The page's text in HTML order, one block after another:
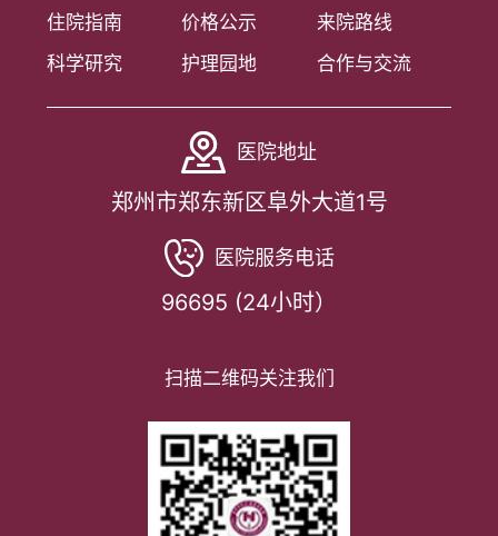
住院指南
价格公示
来院路线
科学研究
护理园地 合作与交流
医院地址
郑州市郑东新区阜外大道1号
医院服务电话
96695 (24小时）
扫描二维码关注我们